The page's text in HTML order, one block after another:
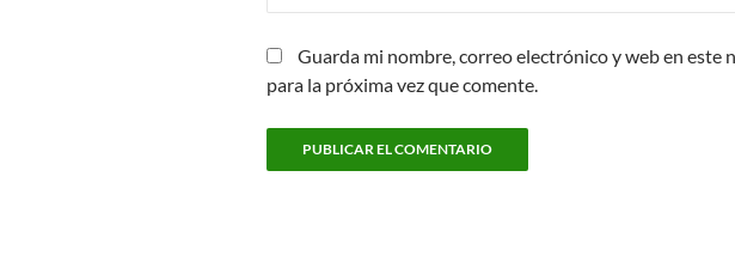
Guarda mi nombre, correo electrónico y web en este
para la próxima vez que comente.